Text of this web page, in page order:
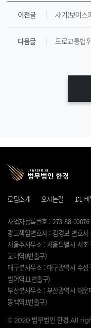
이전글 사기(보이스
다음글 도로교통법
로펌소개 오시는길 1:1
사업자등록번호 : 273-88-00076
광고책임변호사 : 김경보 변호사
서울주사무소 : 서울특별시 서
교대역8번출구)
대구분사무소 : 대구광역시 수
범어역11번출구)
부산분사무소 : 부산광역시 해
동백역1번출구)
© 2020 법무법인 한경 All